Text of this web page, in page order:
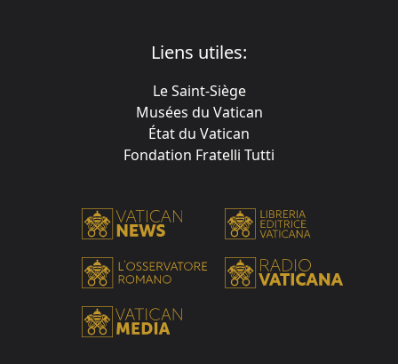
Liens utiles:
Le Saint-Siège
Musées du Vatican
État du Vatican
Fondation Fratelli Tutti